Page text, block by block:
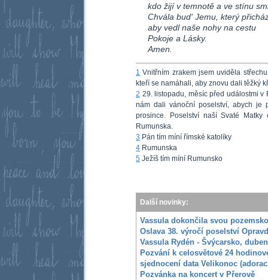
kdo žijí v temnotě a ve stínu
Chvála bud' Jemu, který
aby vedl naše nohy na cestu
Pokoje a Lásky.
Amen.
1 Vnitřním zrakem jsem uviděla
kteří se namáhali, aby znovu dali těžký
2 29. listopadu, měsíc před událostmi v
nám dali vánoční poselství, abych je
prosince. Poselství naší Svaté Matky
Rumunska.
3 Pán tím míní římské katolíky
4 Rumunska
5 Ježíš tím míní Rumunsko
Další novinky:
Vassula dokončila svou
Oslava 38. výročí poselství
Vassula Rydén - Švýcarsko,
Pozvání k celosvětové 24
sjednocení data Velikonoc
Pozvánka na koncert v Přerově